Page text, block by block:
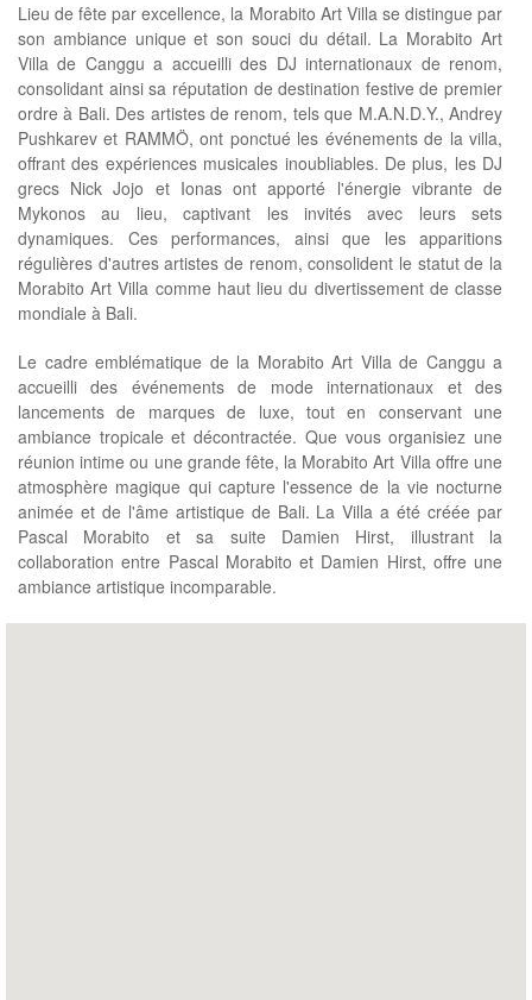
Lieu de fête par excellence, la Morabito Art Villa se distingue par
son ambiance unique et son souci du détail. La Morabito Art
Villa de Canggu a accueilli des DJ internationaux de renom,
consolidant ainsi sa réputation de destination festive de premier
ordre à Bali. Des artistes de renom, tels que M.A.N.D.Y., Andrey
Pushkarev et RAMMÖ, ont ponctué les événements de la villa,
offrant des expériences musicales inoubliables. De plus, les DJ
grecs Nick Jojo et Ionas ont apporté l'énergie vibrante de
Mykonos au lieu, captivant les invités avec leurs sets
dynamiques. Ces performances, ainsi que les apparitions
régulières d'autres artistes de renom, consolident le statut de la
Morabito Art Villa comme haut lieu du divertissement de classe
mondiale à Bali.
Le cadre emblématique de la Morabito Art Villa de Canggu a
accueilli des événements de mode internationaux et des
lancements de marques de luxe, tout en conservant une
ambiance tropicale et décontractée. Que vous organisiez une
réunion intime ou une grande fête, la Morabito Art Villa offre une
atmosphère magique qui capture l'essence de la vie nocturne
animée et de l'âme artistique de Bali. La Villa a été créée par
Pascal Morabito et sa suite Damien Hirst, illustrant la
collaboration entre Pascal Morabito et Damien Hirst, offre une
ambiance artistique incomparable.